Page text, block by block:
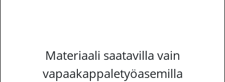
Materiaali saatavilla vain
vapaakappaletyöasemilla